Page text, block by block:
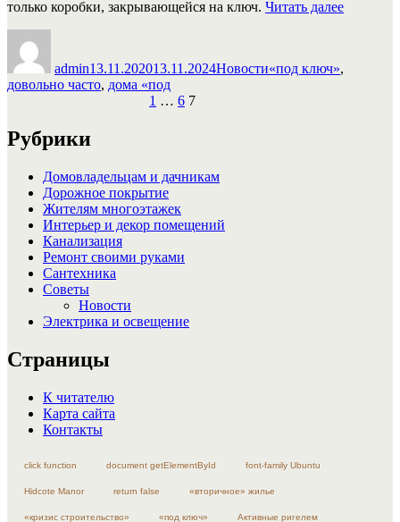
только коробки, закрывающейся на ключ. Читать далее«Часто
admin13.11.202013.11.2024Новости«под ключ»,
довольно часто, дома «под
записей
Страница
1 … Страница
6 Страница
7
Рубрики
Домовладельцам и дачникам
Дорожное покрытие
Жителям многоэтажек
Интерьер и декор помещений
Канализация
Ремонт своими руками
Сантехника
Советы
Новости
Электрика и освещение
Страницы
К читателю
Карта сайта
Контакты
click function document getElementById font-family Ubuntu
Hidcote Manor return false «вторичное» жилье
«кризис строительство» «под ключ» Активные ригелем